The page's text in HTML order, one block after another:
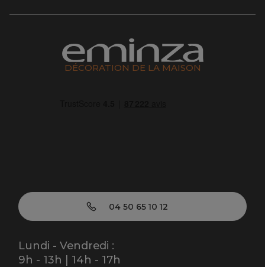
DÉCORATION DE LA MAISON
04 50 65 10 12
Lundi - Vendredi :
9h - 13h | 14h - 17h